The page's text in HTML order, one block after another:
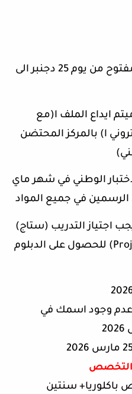
التسجيل الالكتروني مفتوح من يوم 25 دجنبر الى
ايداع الملف ا(مع
ا) بالمركز المحتضن
الوطني في شهر ماي
اجتياز التدريب (ستاج)
) للحصول على الدبلوم
عدم وجود اسمك في
التخصص
سنتين